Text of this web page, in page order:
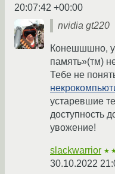
20:07:42 +00:00
nvidia gt220
Конешшшно, у
память»(тм)
Тебе не
устаревшие
доступность
увожение!
slackwarrior
30.10.2022